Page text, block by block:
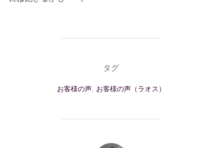
タグ
お客様の声, お客様の声（ラオス）